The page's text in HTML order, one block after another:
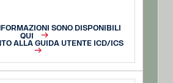
SONO DISPONIBILI
QUI
ALLA GUIDA UTENTE ICD/ICS